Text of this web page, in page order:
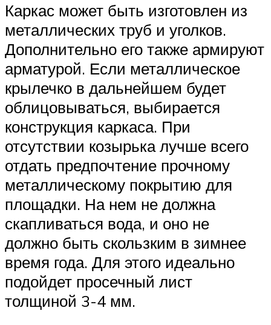
Каркас может быть изготовлен из
металлических труб и уголков.
Дополнительно его также армируют
арматурой. Если металлическое
крылечко в дальнейшем будет
облицовываться, выбирается
конструкция каркаса. При
отсутствии козырька лучше всего
отдать предпочтение прочному
металлическому покрытию для
площадки. На нем не должна
скапливаться вода, и оно не
должно быть скользким в зимнее
время года. Для этого идеально
подойдет просечный лист
толщиной 3-4 мм.